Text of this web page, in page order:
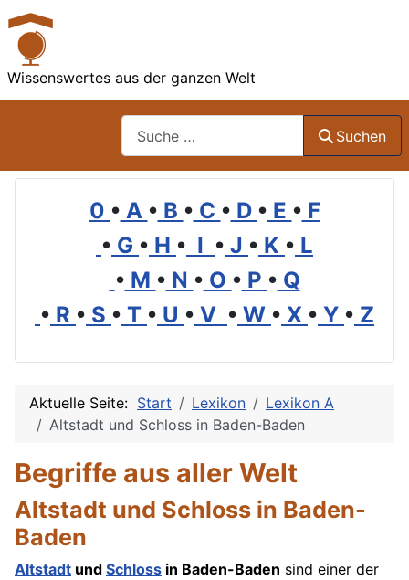
Wissenswertes aus der ganzen Welt
Suchen
0 • A • B • C • D • E • F
• G • H • I • J • K • L
• M • N • O • P • Q
• R • S • T • U • V • W • X • Y • Z
Aktuelle Seite: Start Lexikon
Lexikon A
Altstadt und Schloss in Baden-Baden
Begriffe aus aller Welt
Altstadt und Schloss in Baden-
Baden
Altstadt und Schloss in Baden-Baden sind einer der